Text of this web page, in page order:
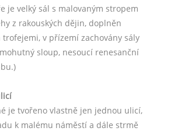
je velký sál s malovaným stropem
z rakouských dějin, doplněn
trofejemi, v přízemí zachovány sály
sloup, nesoucí renesanční
je tvořeno vlastně jen jednou ulicí,
k malému náměstí a dále strmě